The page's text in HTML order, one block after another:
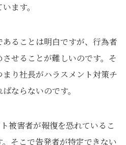
ます。
ることは明白ですが、行為者
せることが難しいのです。そ
り社長がハラスメント対策チ
ならないのです。
被害者が報復を恐れているこ
そこで告発者が特定できない